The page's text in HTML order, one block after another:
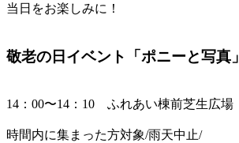
当日をお楽しみに！
敬老の日イベント「ポニーと写真」
14：00〜14：10 ふれあい棟前芝生広場
時間内に集まった方対象/雨天中止/